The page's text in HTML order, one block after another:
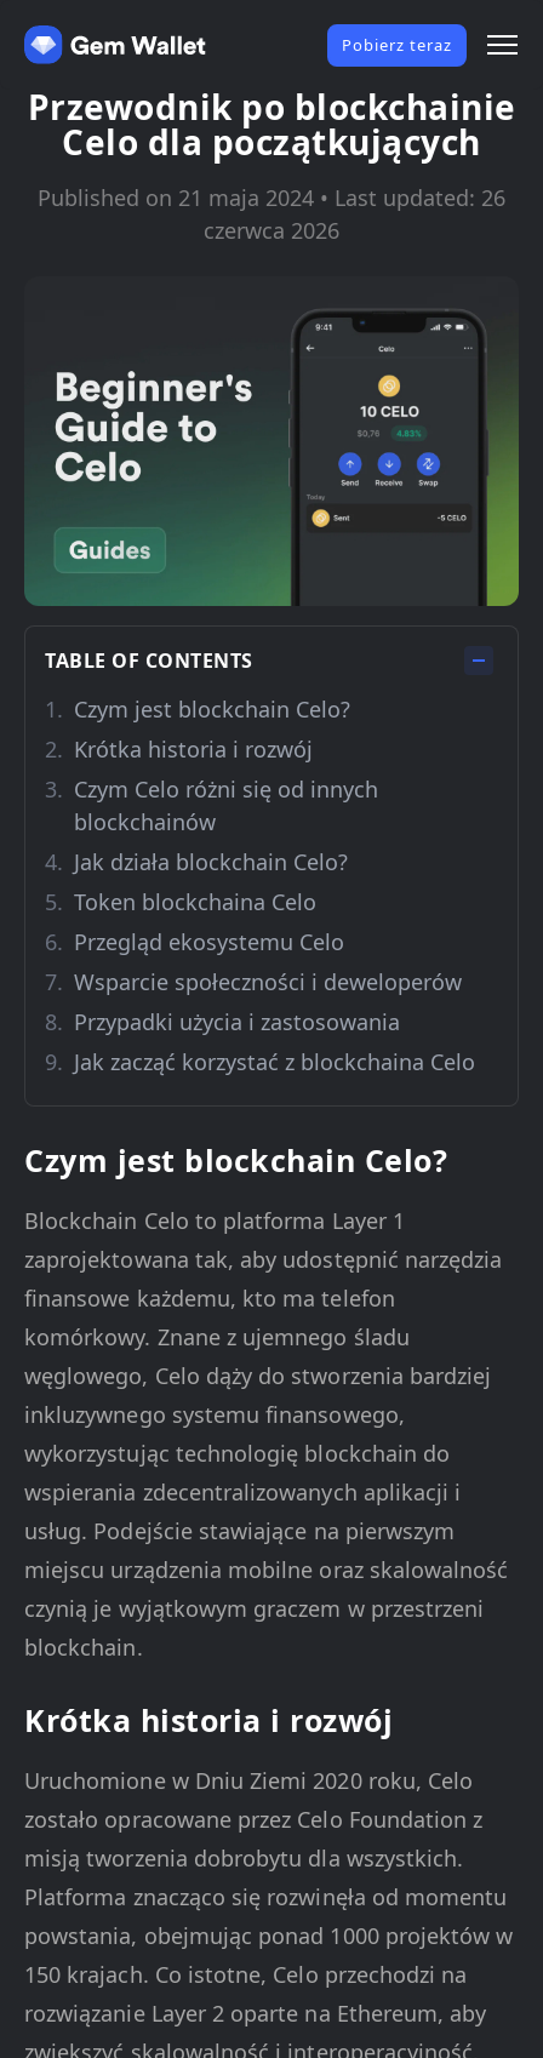
Pobierz teraz
Przewodnik po blockchainie
Celo dla początkujących
Published on 21 maja 2024 • Last updated: 26
czerwca 2026
TABLE OF CONTENTS
Czym jest blockchain Celo?
Krótka historia i rozwój
Czym Celo różni się od innych
blockchainów
Jak działa blockchain Celo?
Token blockchaina Celo
Przegląd ekosystemu Celo
Wsparcie społeczności i deweloperów
Przypadki użycia i zastosowania
Jak zacząć korzystać z blockchaina Celo
Czym jest blockchain Celo?
Blockchain Celo to platforma Layer 1
zaprojektowana tak, aby udostępnić narzędzia
finansowe każdemu, kto ma telefon
komórkowy. Znane z ujemnego śladu
węglowego, Celo dąży do stworzenia bardziej
inkluzywnego systemu finansowego,
wykorzystując technologię blockchain do
wspierania zdecentralizowanych aplikacji i
usług. Podejście stawiające na pierwszym
miejscu urządzenia mobilne oraz skalowalność
czynią je wyjątkowym graczem w przestrzeni
blockchain.
Krótka historia i rozwój
Uruchomione w Dniu Ziemi 2020 roku, Celo
zostało opracowane przez Celo Foundation z
misją tworzenia dobrobytu dla wszystkich.
Platforma znacząco się rozwinęła od momentu
powstania, obejmując ponad 1000 projektów w
150 krajach. Co istotne, Celo przechodzi na
rozwiązanie Layer 2 oparte na Ethereum, aby
zwiększyć skalowalność i interoperacyjność,